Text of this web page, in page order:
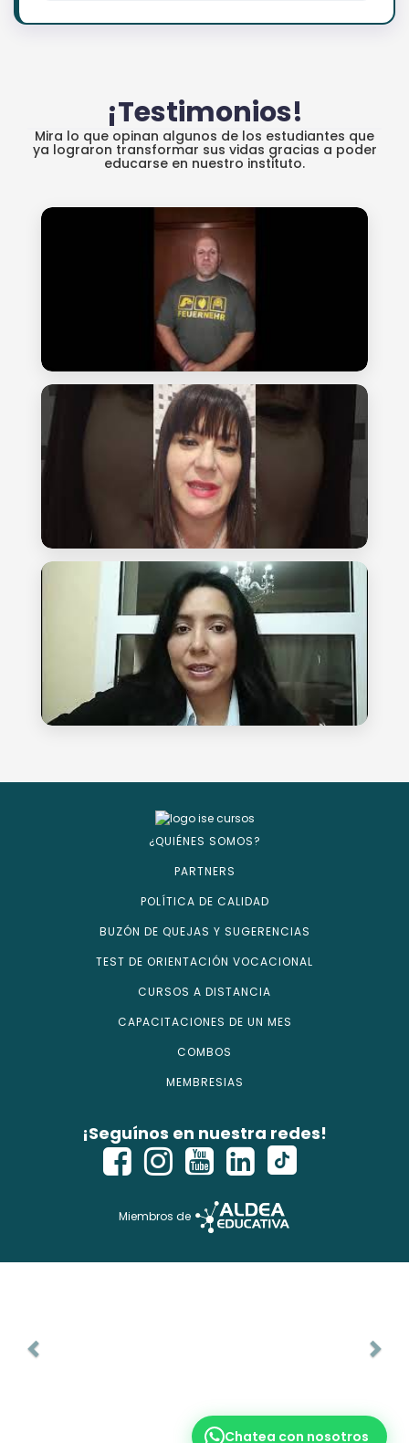
¡Testimonios!
Mira lo que opinan algunos de los estudiantes que
ya lograron transformar sus vidas gracias a poder
educarse en nuestro instituto.
¿QUIÉNES SOMOS?
PARTNERS
POLÍTICA DE CALIDAD
BUZÓN DE QUEJAS Y SUGERENCIAS
TEST DE ORIENTACIÓN VOCACIONAL
CURSOS A DISTANCIA
CAPACITACIONES DE UN MES
COMBOS
MEMBRESIAS
¡Seguínos en nuestra redes!
Miembros de
Chatea con nosotros